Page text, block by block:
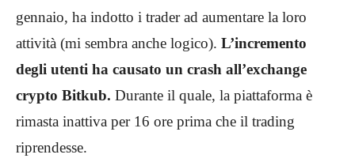
gennaio, ha indotto i trader ad aumentare la loro
attività (mi sembra anche logico). L’incremento
degli utenti ha causato un crash all’exchange
crypto Bitkub. Durante il quale, la piattaforma è
rimasta inattiva per 16 ore prima che il trading
riprendesse.